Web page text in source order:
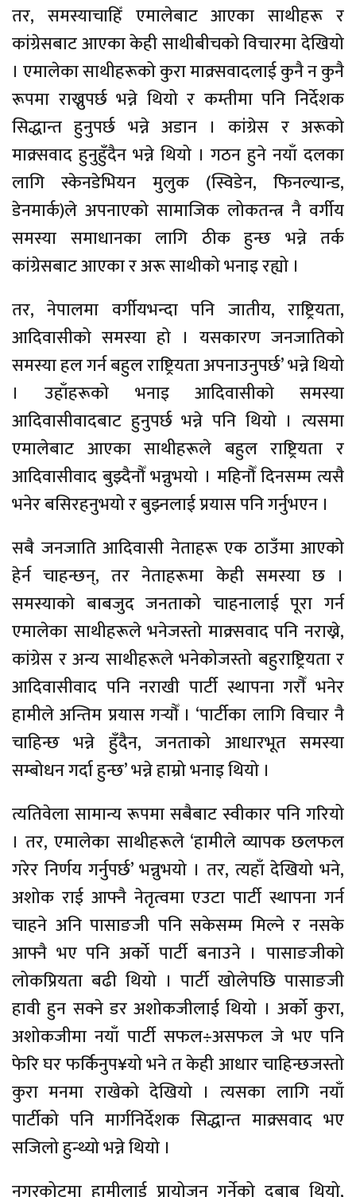
तर, समस्याचाहिँ एमालेबाट आएका साथीहरू र
कांग्रेसबाट आएका केही साथीबीचको विचारमा देखियो
। एमालेका साथीहरूको कुरा माक्र्सवादलाई कुनै न कुनै
रूपमा राख्नुपर्छ भन्ने थियो र कम्तीमा पनि निर्देशक
सिद्धान्त हुनुपर्छ भन्ने अडान । कांग्रेस र अरूको
माक्र्सवाद हुनुहुँदैन भन्ने थियो । गठन हुने नयाँ दलका
लागि स्केनडेभियन मुलुक (स्विडेन, फिनल्यान्ड,
डेनमार्क)ले अपनाएको सामाजिक लोकतन्त्र नै वर्गीय
समस्या समाधानका लागि ठीक हुन्छ भन्ने तर्क
कांग्रेसबाट आएका र अरू साथीको भनाइ रह्यो ।
तर, नेपालमा वर्गीयभन्दा पनि जातीय, राष्ट्रियता,
आदिवासीको समस्या हो । यसकारण जनजातिको
समस्या हल गर्न बहुल राष्ट्रियता अपनाउनुपर्छ’ भन्ने थियो
। उहाँहरूको भनाइ आदिवासीको समस्या
आदिवासीवादबाट हुनुपर्छ भन्ने पनि थियो । त्यसमा
एमालेबाट आएका साथीहरूले बहुल राष्ट्रियता र
आदिवासीवाद बुझ्दैनौँ भन्नुभयो । महिनौँ दिनसम्म त्यसै
भनेर बसिरहनुभयो र बुझ्नलाई प्रयास पनि गर्नुभएन ।
सबै जनजाति आदिवासी नेताहरू एक ठाउँमा आएको
हेर्न चाहन्छन्, तर नेताहरूमा केही समस्या छ ।
समस्याको बाबजुद जनताको चाहनालाई पूरा गर्न
एमालेका साथीहरूले भनेजस्तो माक्र्सवाद पनि नराख्ने,
कांग्रेस र अन्य साथीहरूले भनेकोजस्तो बहुराष्ट्रियता र
आदिवासीवाद पनि नराखी पार्टी स्थापना गराैँ भनेर
हामीले अन्तिम प्रयास गर्‍यौँ । ‘पार्टीका लागि विचार नै
चाहिन्छ भन्ने हुँदैन, जनताको आधारभूत समस्या
सम्बोधन गर्दा हुन्छ’ भन्ने हाम्रो भनाइ थियो ।
त्यतिवेला सामान्य रूपमा सबैबाट स्वीकार पनि गरियो
। तर, एमालेका साथीहरूले ‘हामीले व्यापक छलफल
गरेर निर्णय गर्नुपर्छ’ भन्नुभयो । तर, त्यहाँ देखियो भने,
अशोक राई आफ्नै नेतृत्वमा एउटा पार्टी स्थापना गर्न
चाहने अनि पासाङजी पनि सकेसम्म मिल्ने र नसके
आफ्नै भए पनि अर्को पार्टी बनाउने । पासाङजीको
लोकप्रियता बढी थियो । पार्टी खोलेपछि पासाङजी
हावी हुन सक्ने डर अशोकजीलाई थियो । अर्को कुरा,
अशोकजीमा नयाँ पार्टी सफल÷असफल जे भए पनि
फेरि घर फर्किनुप¥यो भने त केही आधार चाहिन्छजस्तो
कुरा मनमा राखेको देखियो । त्यसका लागि नयाँ
पार्टीको पनि मार्गनिर्देशक सिद्धान्त माक्र्सवाद भए
सजिलो हुन्थ्यो भन्ने थियो ।